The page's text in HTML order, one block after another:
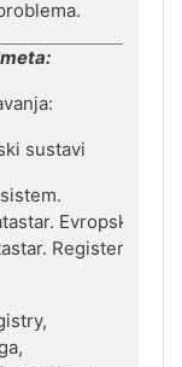
sustavi
Evropski
Register